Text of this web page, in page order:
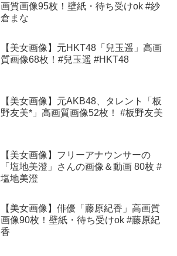
画質画像95枚！壁紙・待ち受けok #紗
倉まな
【美女画像】元HKT48「兒玉遥」高画
質画像68枚！#兒玉遥 #HKT48
【美女画像】元AKB48、タレント「板
野友美*」高画質画像52枚！ #板野友美
【美女画像】フリーアナウンサーの
「塩地美澄」さんの画像＆動画 80枚 #
塩地美澄
【美女画像】俳優「藤原紀香」高画質
画像90枚！壁紙・待ち受けok #藤原紀
香